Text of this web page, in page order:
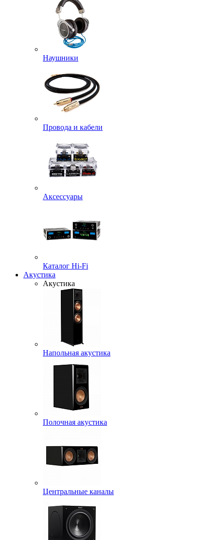
Наушники
Провода и кабели
Аксессуары
Каталог Hi-Fi
Акустика
Акустика
Напольная акустика
Полочная акустика
Центральные каналы